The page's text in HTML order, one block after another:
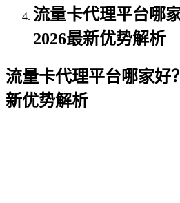
流量卡代理平台哪
2026最新优势解析
流量卡代理平台哪家好
新优势解析